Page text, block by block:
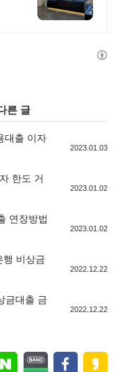
른 글
대출 이자
2023.01.03
한도 거
2023.01.02
연장방법
2023.01.02
행 비상금
2022.12.22
금대출 금
2022.12.22